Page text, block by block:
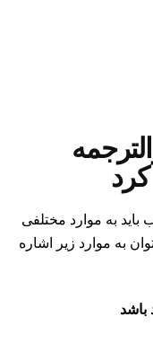
به موارد مختلفی
به موارد زیر اشاره